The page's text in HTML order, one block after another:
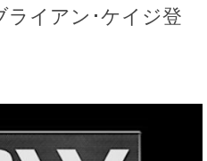
ライアン･ケイジ登